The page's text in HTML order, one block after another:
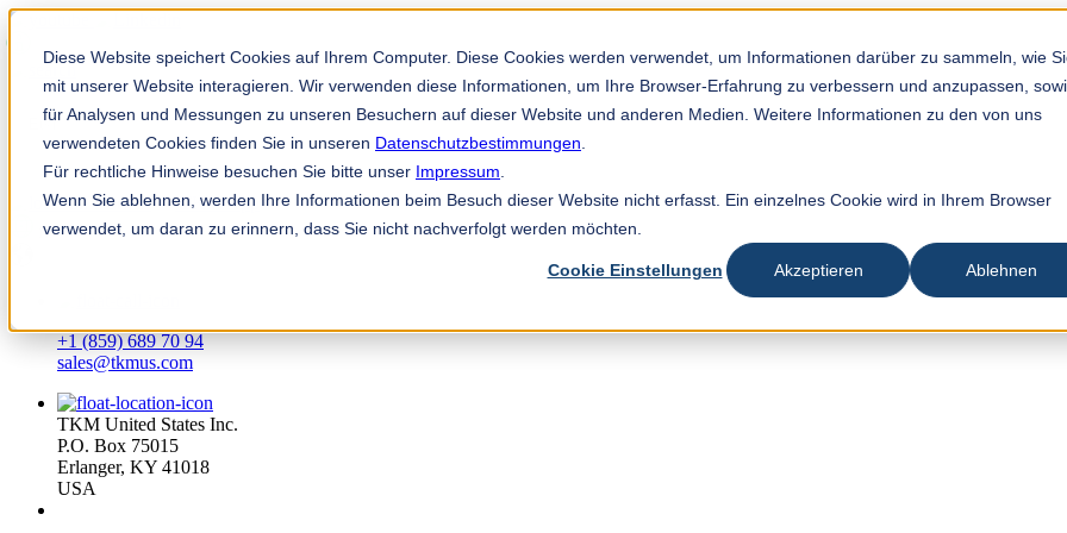
Diese Website speichert Cookies auf Ihrem Computer. Diese Cookies werden verwendet, um Informationen darüber zu sammeln, wie
mit unserer Website interagieren. Wir verwenden diese Informationen, um Ihre Browser-Erfahrung zu verbessern und anzupassen,
für Analysen und Messungen zu unseren Besuchern auf dieser Website und anderen Medien. Weitere Informationen zu den von uns
verwendeten Cookies finden Sie in unseren Datenschutzbestimmungen
Für rechtliche Hinweise besuchen Sie bitte unser Impressum
Wenn Sie ablehnen, werden Ihre Informationen beim Besuch dieser Website nicht erfasst. Ein einzelnes Cookie wird in Ihrem Browser
verwendet, um daran zu erinnern, dass Sie nicht nachverfolgt werden möchten.
Cookie Einstellungen Akzeptieren Ablehnen
TKM App
fi
+1 (859) 689 70 94
sales@tkmus.com
TKM United States Inc.
P.O. Box 75015
Erlanger, KY 41018
USA